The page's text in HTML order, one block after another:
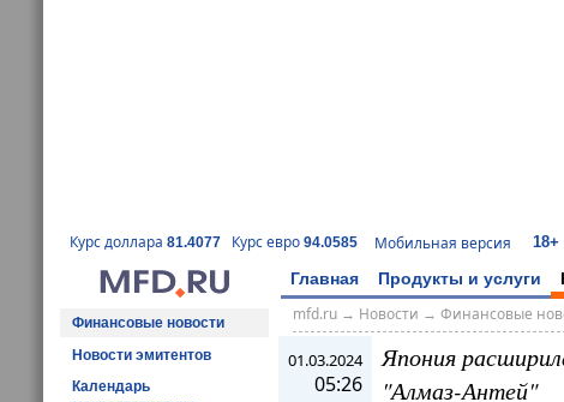
Курс доллара 81.4077 Курс евро 94.0585 Мобильная версия 18+
Главная Продукты и услуги
Финансовые новости
Новости эмитентов
Календарь
mfd.ru→ Новости → Финансовые
01.03.2024
05:26
Япония
"Алмаз-Антей"